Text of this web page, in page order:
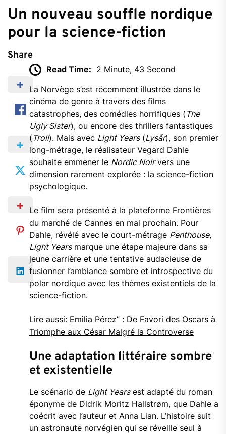
Un nouveau souffle nordique
pour la science-fiction
Share
Read Time: 2 Minute, 43 Second
La Norvège s’est récemment illustrée dans le
cinéma de genre à travers des films
catastrophes, des comédies horrifiques ( The
Ugly Sister), ou encore des thrillers fantastiques
( Troll). Mais avec Light Years(Lysår), son premier
long-métrage, le réalisateur Vegard Dahle
souhaite emmener le Nordic Noirvers une
dimension rarement explorée : la science-fiction
psychologique.
Le film sera présenté à la plateforme Frontières
du marché de Cannes en mai prochain. Pour
Dahle, révélé avec le court-métrage Penthouse,
Light Yearsmarque une étape majeure dans sa
jeune carrière et une tentative audacieuse de
fusionner l’ambiance sombre et introspective du
polar nordique avec les thèmes existentiels de la
science-fiction.
Lire aussi: Emilia Pérez” : De Favori des Oscars à
Triomphe aux César Malgré la Controverse
Une adaptation littéraire sombre
et existentielle
Le scénario de Light Yearsest adapté du roman
éponyme de Didrik Moritz Hallstrøm, que Dahle a
coécrit avec l’auteur et Anna Lian. L’histoire suit
un astronaute norvégien qui se réveille seul à